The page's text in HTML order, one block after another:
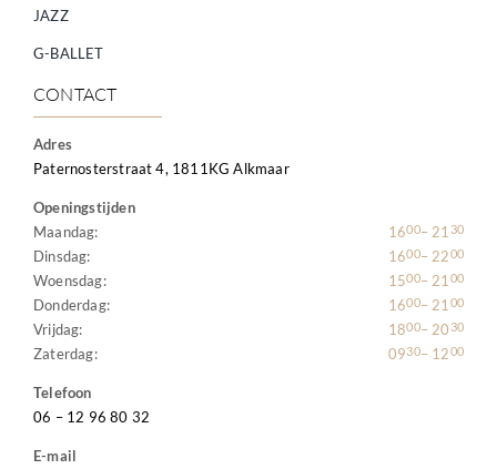
JAZZ
G-BALLET
CONTACT
Adres
Paternosterstraat 4, 1811KG Alkmaar
Openingstijden
Maandag:
1600– 21 30
Dinsdag: 1600– 2200
Woensdag: 1500– 21 00
Donderdag: 1600– 21 00
Vrijdag: 1800– 20 30
Zaterdag: 0930– 1200
Telefoon
06 – 12 96 80 32
E-mail